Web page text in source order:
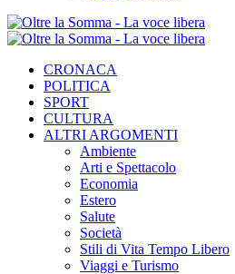
CRONACA
POLITICA
SPORT
CULTURA
ALTRI ARGOMENTI
Ambiente
Arti e Spettacolo
Economia
Estero
Salute
Società
Stili di Vita Tempo Libero
Viaggi e Turismo